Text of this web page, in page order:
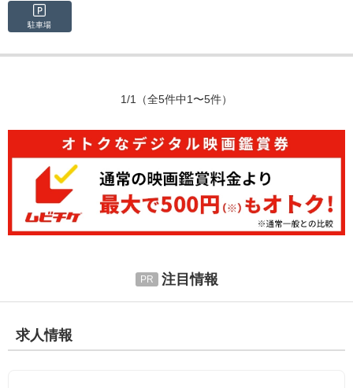
駐車場
1/1 （全5件中1〜5件）
注目情報
求人情報